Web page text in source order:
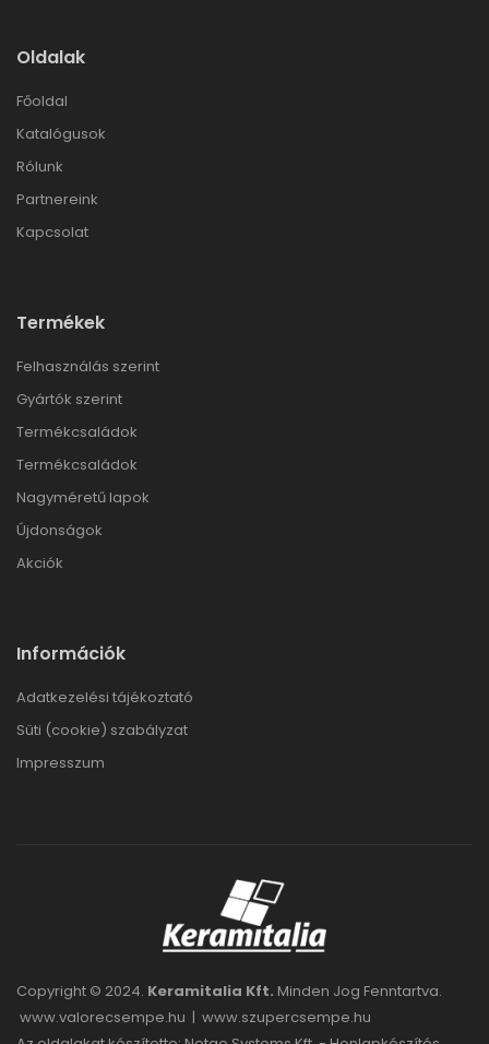
Oldalak
Főoldal
Katalógusok
Rólunk
Partnereink
Kapcsolat
Termékek
Felhasználás szerint
Gyártók szerint
Termékcsaládok
Termékcsaládok
Nagyméretű lapok
Újdonságok
Akciók
Információk
Adatkezelési tájékoztató
Süti (cookie) szabályzat
Impresszum
Copyright © 2024. Keramitalia Kft. Minden Jog Fenntartva.
www.valorecsempe.hu | www.szupercsempe.hu